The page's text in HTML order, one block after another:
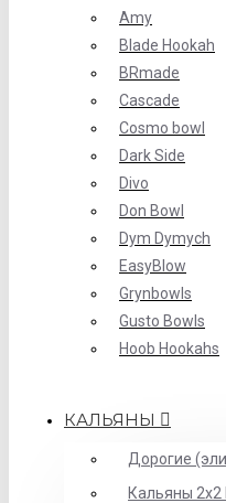
Amy
Blade Hookah
BRmade
Cascade
Cosmo bowl
Dark Side
Divo
Don Bowl
Dym Dymych
EasyBlow
Grynbowls
Gusto Bowls
Hoob Hookahs
КАЛЬЯНЫ
Дорогие
Кальяны 2х2